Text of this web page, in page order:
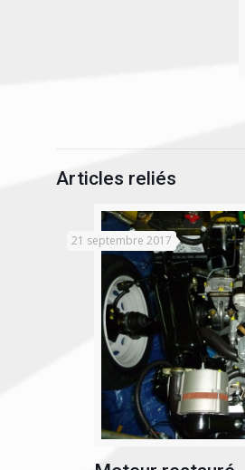
Articles reliés
21 septembre 2017